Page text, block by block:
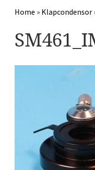
Home » Klapcondensor